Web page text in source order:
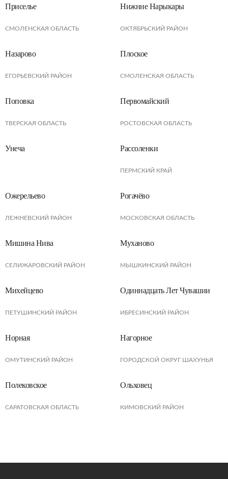
Приселье
СМОЛЕНСКАЯ ОБЛАСТЬ
Нижние Нарыкары
ОКТЯБРЬСКИЙ РАЙОН
Назарово
ЕГОРЬЕВСКИЙ РАЙОН
Плоское
СМОЛЕНСКАЯ ОБЛАСТЬ
Поповка
ТВЕРСКАЯ ОБЛАСТЬ
Первомайский
РОСТОВСКАЯ ОБЛАСТЬ
Унеча Рассоленки
ПЕРМСКИЙ КРАЙ
Ожерельево
ЛЕЖНЕВСКИЙ РАЙОН
Рогачёво
МОСКОВСКАЯ ОБЛАСТЬ
Мишина Нива
СЕЛИЖАРОВСКИЙ РАЙОН
Муханово
МЫШКИНСКИЙ РАЙОН
Михейцево
ПЕТУШИНСКИЙ РАЙОН
Одиннадцать Лет Чувашии
ИБРЕСИНСКИЙ РАЙОН
Норная
ОМУТИНСКИЙ РАЙОН
Нагорное
ГОРОДСКОЙ ОКРУГ ШАХУНЬЯ
Полековское
САРАТОВСКАЯ ОБЛАСТЬ
Ольховец
КИМОВСКИЙ РАЙОН